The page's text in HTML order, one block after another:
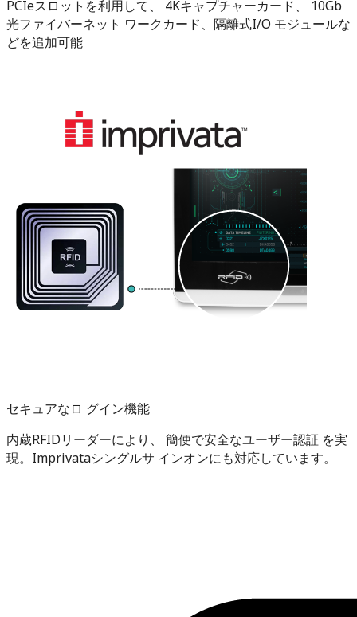
PCIeスロットを利用して、 4Kキャプチャーカード、 10Gb
光ファイバーネット ワークカード、隔離式I/O モジュールな
どを追加可能
セキュアなロ グイン機能
内蔵RFIDリーダーにより、 簡便で安全なユーザー認証 を実
現。Imprivataシングルサ インオンにも対応しています。